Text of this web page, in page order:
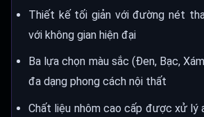
Thiết kế tối giản với đường nét
với không gian hiện đại
Ba lựa chọn màu sắc (Đen, Bạc,
đa dạng phong cách nội thất
Chất liệu nhôm cao cấp được xử lý